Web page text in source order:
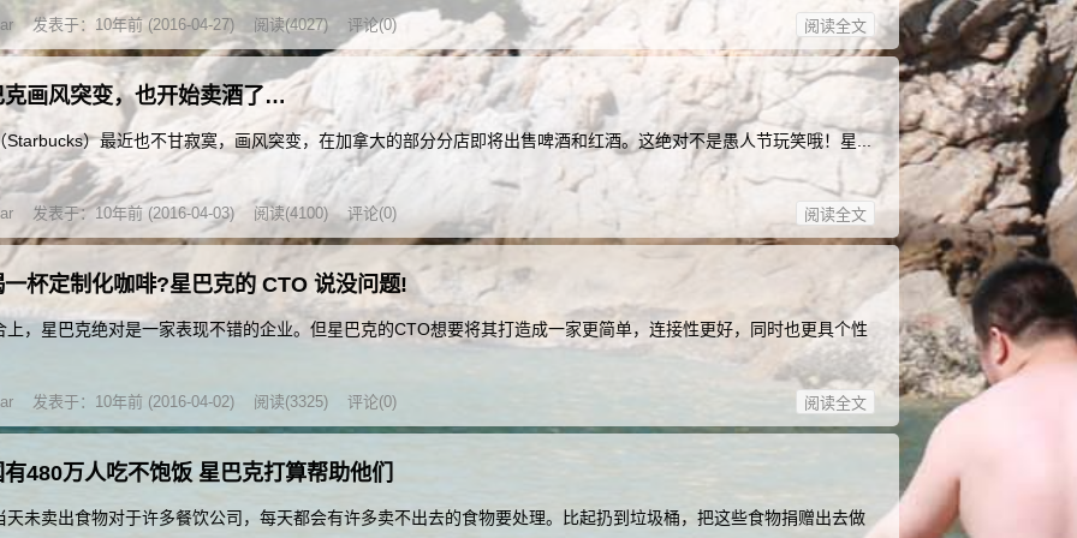
发表于：10年前 (2016-04-27) 阅读(4027) 评论(0) 阅读全文
克画风突变，也开始卖酒了…
）最近也不甘寂寞，画风突变，在加拿大的部分分店即将出售啤酒和红酒。这绝对不是愚人节玩笑哦！星...
发表于：10年前 (2016-04-03) 阅读(4100) 评论(0) 阅读全文
一杯定制化咖啡?星巴克的 CTO 说没问题!
上，星巴克绝对是一家表现不错的企业。但星巴克的CTO想要将其打造成一家更简单，连接性更好，同时也更具个性
发表于：10年前 (2016-04-02) 阅读(3325) 评论(0) 阅读全文
480万人吃不饱饭 星巴克打算帮助他们
天未卖出食物对于许多餐饮公司，每天都会有许多卖不出去的食物要处理。比起扔到垃圾桶，把这些食物捐赠出去做